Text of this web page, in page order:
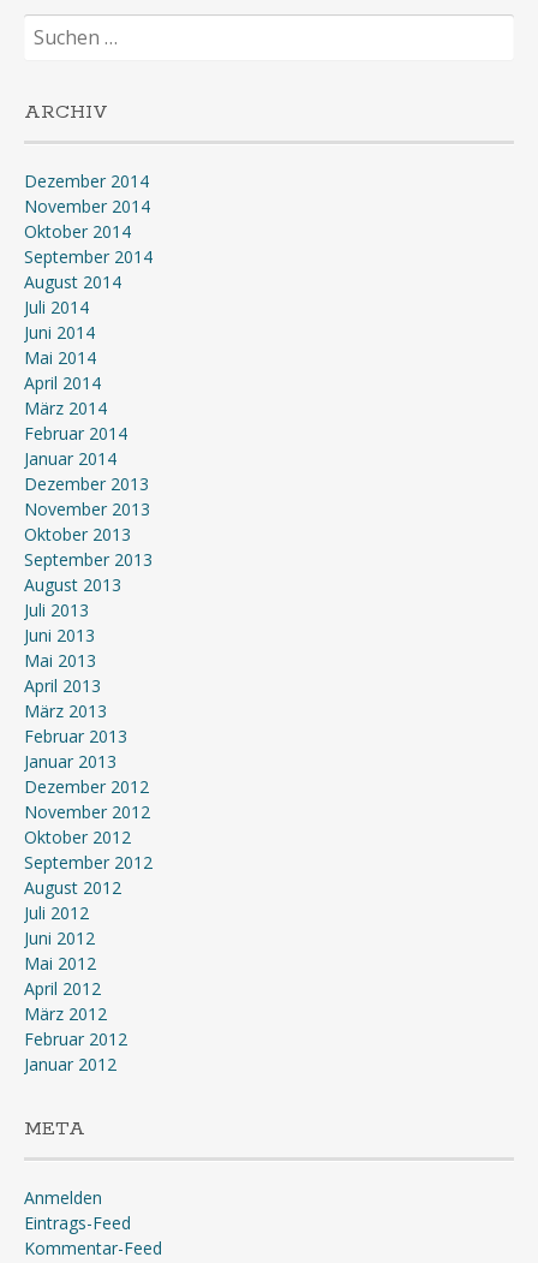
Suchen
nach:
ARCHIV
Dezember 2014
November 2014
Oktober 2014
September 2014
August 2014
Juli 2014
Juni 2014
Mai 2014
April 2014
März 2014
Februar 2014
Januar 2014
Dezember 2013
November 2013
Oktober 2013
September 2013
August 2013
Juli 2013
Juni 2013
Mai 2013
April 2013
März 2013
Februar 2013
Januar 2013
Dezember 2012
November 2012
Oktober 2012
September 2012
August 2012
Juli 2012
Juni 2012
Mai 2012
April 2012
März 2012
Februar 2012
Januar 2012
META
Anmelden
Eintrags-Feed
Kommentar-Feed